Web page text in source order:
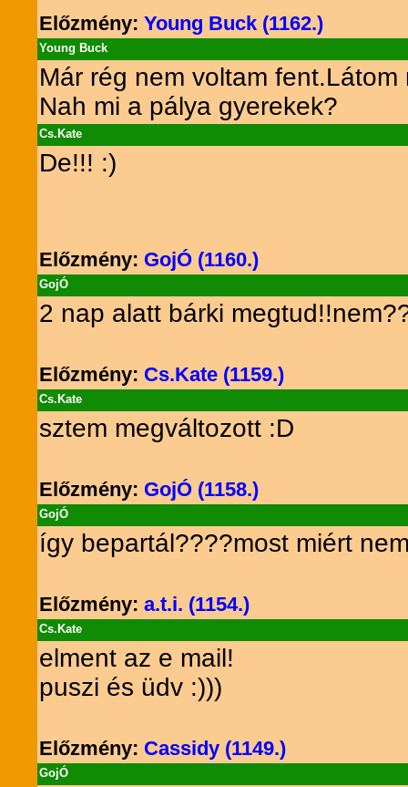
Előzmény:Young Buck (1162.)
Young Buck
Már rég nem voltam
Nah mi a pálya gyerekek?
Cs.Kate
De!!! :)
Előzmény: GojÓ (1160.)
GojÓ
2 nap alatt bárki
Előzmény: Cs.Kate (1159.)
Cs.Kate
sztem megváltozott :D
Előzmény: GojÓ (1158.)
GojÓ
így bepartál????most miért
Előzmény:a.t.i. (1154.)
Cs.Kate
elment az e mail!
puszi és üdv :)))
Előzmény: Cassidy (1149.)
GojÓ